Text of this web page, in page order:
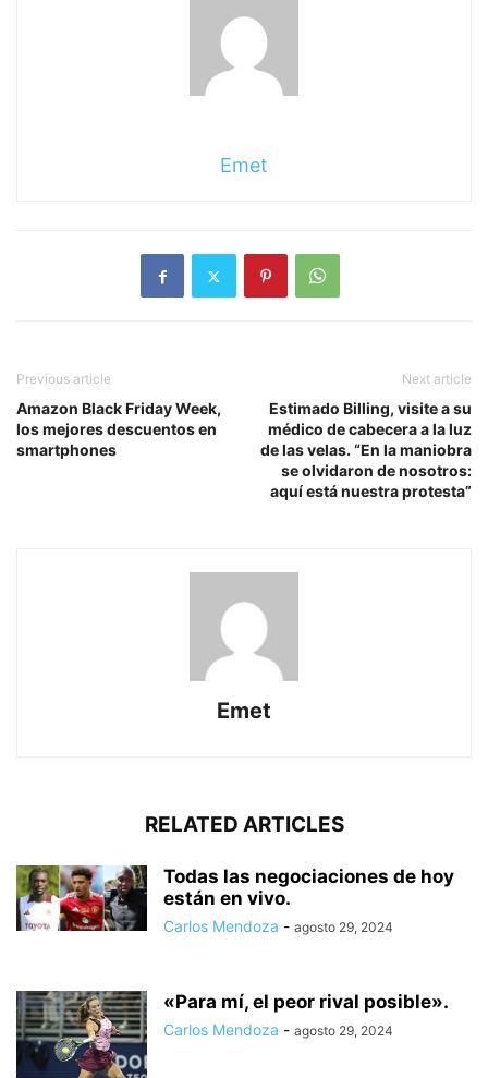
Emet
Previous article
Amazon Black Friday Week,
los mejores descuentos en
smartphones
Next article
Estimado Billing, visite a su
médico de cabecera a la luz
de las velas. “En la maniobra
se olvidaron de nosotros:
aquí está nuestra protesta”
Emet
RELATED ARTICLES
Todas las negociaciones de hoy
están en vivo.
Carlos Mendoza - agosto 29, 2024
«Para mí, el peor rival posible».
Carlos Mendoza - agosto 29, 2024